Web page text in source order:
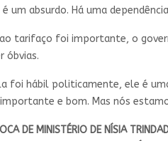
é um absurdo. Há uma
tarifaço foi importante, o
óbvias.
foi hábil politicamente, ele é
e bom. Mas nós
DE MINISTÉRIO DE NÍSIA